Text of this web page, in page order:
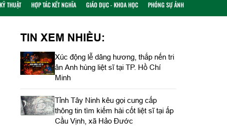
THUẬT HỢP TÁC KẾT NGHĨA GIÁO DỤC - KHOA HỌC PHÓNG SỰ ẢNH
TIN XEM NHIỀU:
Xúc động lễ dâng hương, thắp nến tri
ân Anh hùng liệt sĩ tại TP. Hồ Chí
Minh
Tỉnh Tây Ninh kêu gọi cung cấp
thông tin tìm kiếm hài cốt liệt sĩ tại ấp
Cầu Vịnh, xã Hảo Đước